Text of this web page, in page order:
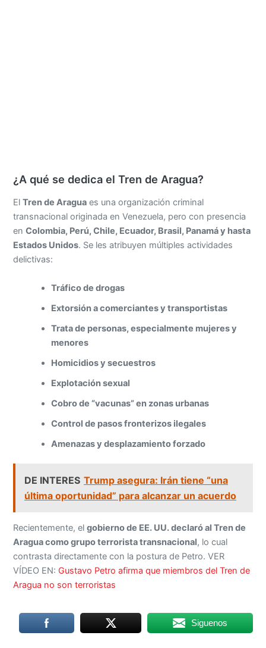
¿A qué se dedica el Tren de Aragua?
ElTren de Aragua es una organización criminal
transnacional originada en Venezuela, pero con presencia
enColombia, Perú, Chile, Ecuador, Brasil, Panamá y hasta
Estados Unidos. Se les atribuyen múltiples actividades
delictivas:
Tráfico de drogas
Extorsión a comerciantes y transportistas
Trata de personas, especialmente mujeres y
menores
Homicidios y secuestros
Explotación sexual
Cobro de “vacunas” en zonas urbanas
Control de pasos fronterizos ilegales
Amenazas y desplazamiento forzado
DE INTERES Trump asegura: Irán tiene “una
última oportunidad” para alcanzar un acuerdo
Recientemente, elgobierno de EE. UU. declaró al Tren de
Aragua como grupo terrorista transnacional, lo cual
contrasta directamente con la postura de Petro. VER
VÍDEO EN: Gustavo Petro afirma que miembros del Tren de
Aragua no son terroristas
Siguenos